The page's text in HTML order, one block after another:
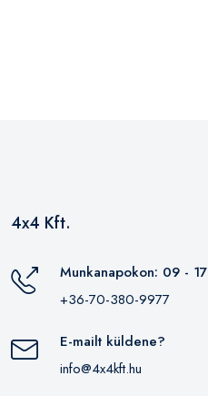
4x4 Kft.
Munkanapokon: 09 - 17
+36-70-380-9977
E-mailt küldene?
info@4x4kft.hu